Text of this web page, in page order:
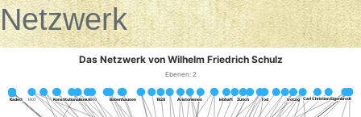
Netzwerk
Das Netzwerk von Wilhelm Friedrich Schulz
Ebenen: 2
Kadett
Kadett 1807
1807 Konstitutionalismus
Konstitutionalismus
Flucht
Flucht
Babenhausen
Babenhausen 1828
1828 Carl Christian Eigenbrodt
Carl Christian Eigenbrodt
1860
1860 Tod
Tod
Zürich
Zürich
lebhaft
lebhaft
Aristomenes
Aristomenes trotzig
trotzig